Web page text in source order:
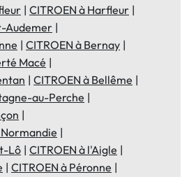
CITROEN à Harfleur
Audemer
CITROEN à Bernay
Macé
CITROEN à Bellême
au-Perche
Lô CITROEN à l'Aigle
CITROEN à Péronne